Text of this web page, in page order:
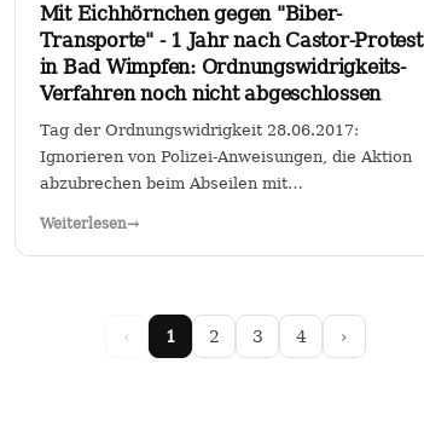
Mit Eichhörnchen gegen "Biber-
Transporte" - 1 Jahr nach Castor-Protest
in Bad Wimpfen: Ordnungswidrigkeits-
Verfahren noch nicht abgeschlossen
Tag der Ordnungswidrigkeit 28.06.2017:
Ignorieren von Polizei-Anweisungen, die Aktion
abzubrechen beim Abseilen mit
Weiterlesen→
‹ 1 2 3 4 ›